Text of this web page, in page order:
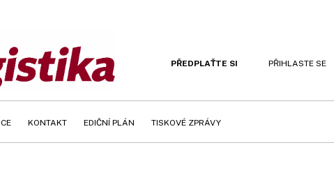
PŘEDPLAŤTE SI PŘIHLASTE SE
KONTAKT EDIČNÍ PLÁN TISKOVÉ ZPRÁVY